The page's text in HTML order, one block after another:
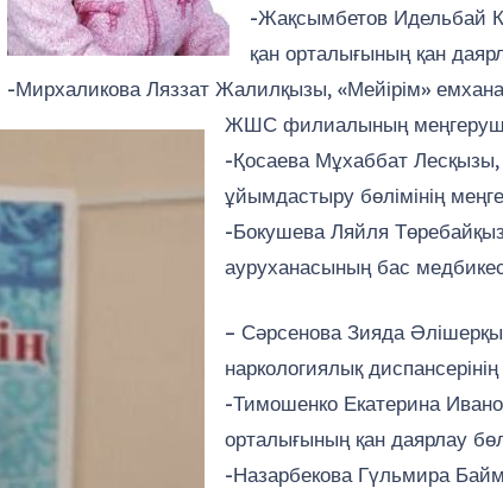
-Жақсымбетов Идельбай
қан орталығының қан
-Мирхаликова Ляззат Жалилқызы, «Мейірім»
ЖШС филиалының
-Қосаева Мұхаббат
ұйымдастыру бөлімінің
-Бокушева Ляйля
ауруханасының бас
– Сәрсенова Зияда
наркологиялық
-Тимошенко Екатерина
орталығының қан даярлау
-Назарбекова Гүльмира